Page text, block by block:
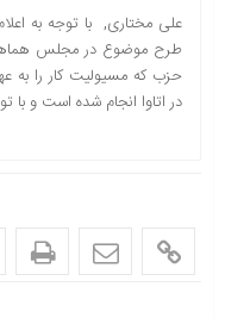
علی مختاری, با توجه به
طرح موضوع در مجلس
حزب که مسیولیت کار را به
در اتاوا انجام شده است و